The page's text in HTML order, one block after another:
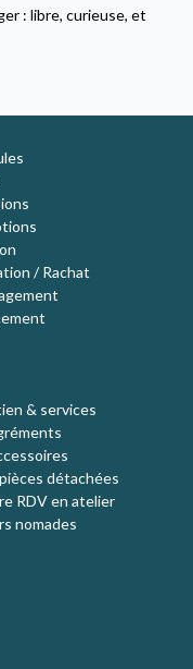
: libre, curieuse, et
/ Rachat
& services
détachées
RDV en atelier
nomades